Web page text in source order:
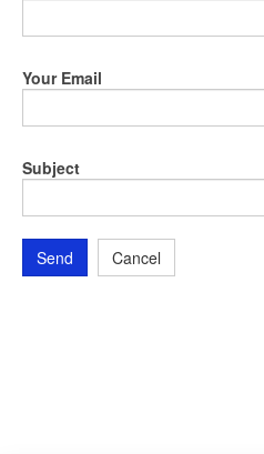
Your Email
Subject
Send Cancel